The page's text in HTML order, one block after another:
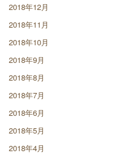
2018年12月
2018年11月
2018年10月
2018年9月
2018年8月
2018年7月
2018年6月
2018年5月
2018年4月